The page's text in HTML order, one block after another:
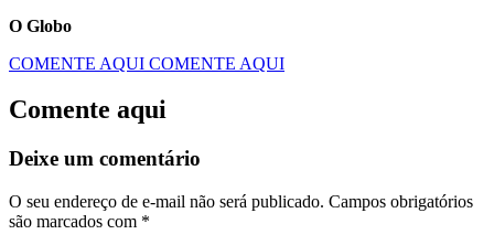
O Globo
COMENTE AQUI COMENTE AQUI
Comente aqui
Deixe um comentário
O seu endereço de e-mail não será publicado. Campos obrigatórios
são marcados com *